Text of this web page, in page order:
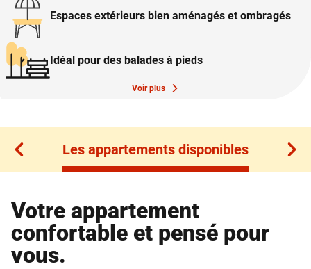
Espaces extérieurs bien aménagés et ombragés
Idéal pour des balades à pieds
Voir plus
Les appartements disponibles
Les appartements disponibles
Votre appartement
confortable et pensé pour
vous.